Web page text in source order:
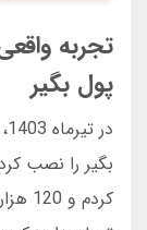
تجربه
پول بگیر
بگیر را نصب